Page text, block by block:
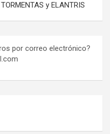
y ELANTRIS
por correo electrónico?